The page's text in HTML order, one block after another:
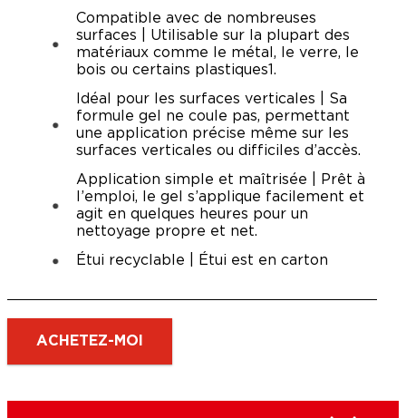
Compatible avec de nombreuses
surfaces | Utilisable sur la plupart des
matériaux comme le métal, le verre, le
bois ou certains plastiques1.
Idéal pour les surfaces verticales | Sa
formule gel ne coule pas, permettant
une application précise même sur les
surfaces verticales ou difficiles d’accès.
Application simple et maîtrisée | Prêt à
l’emploi, le gel s’applique facilement et
agit en quelques heures pour un
nettoyage propre et net.
Étui recyclable | Étui est en carton
ACHETEZ-MOI